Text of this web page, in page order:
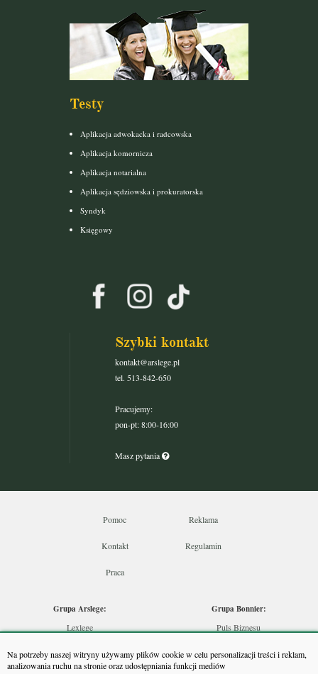
Na potrzeby naszej witryny używamy plików cookie w celu personalizacji treści i reklam,
analizowania ruchu na stronie oraz udostępniania funkcji mediów
Testy
Aplikacja adwokacka i radcowska
Aplikacja komornicza
Aplikacja notarialna
Aplikacja sędziowska i prokuratorska
Syndyk
Księgowy
Szybki kontakt
kontakt@arslege.pl
tel. 513-842-650
Pracujemy:
pon-pt: 8:00-16:00
Masz pytania
Pomoc Reklama
Kontakt Regulamin
Praca
Grupa Arslege:
Lexlege
Skarbowcy
Grupa Bonnier:
Puls Biznesu
Puls Medycyny